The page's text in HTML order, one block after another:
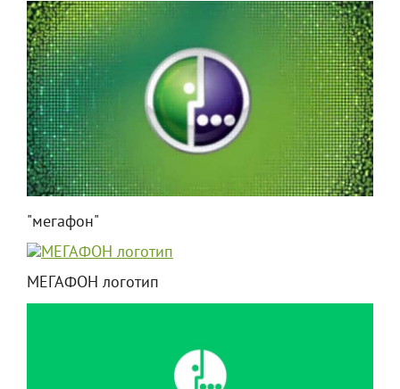
"мегафон"
МЕГАФОН логотип